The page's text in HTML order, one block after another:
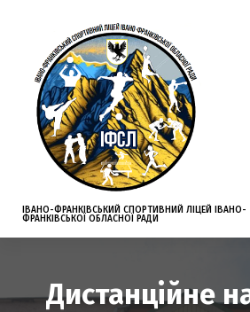
t
ІВАНО-ФРАНКІВСЬКИЙ СПОРТИВНИЙ ЛІЦЕЙ ІВАНО-
ФРАНКІВСЬКОЇ ОБЛАСНОЇ РАДИ
Дистанційне